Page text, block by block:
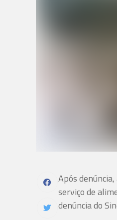
Após
serviço de
denúncia do